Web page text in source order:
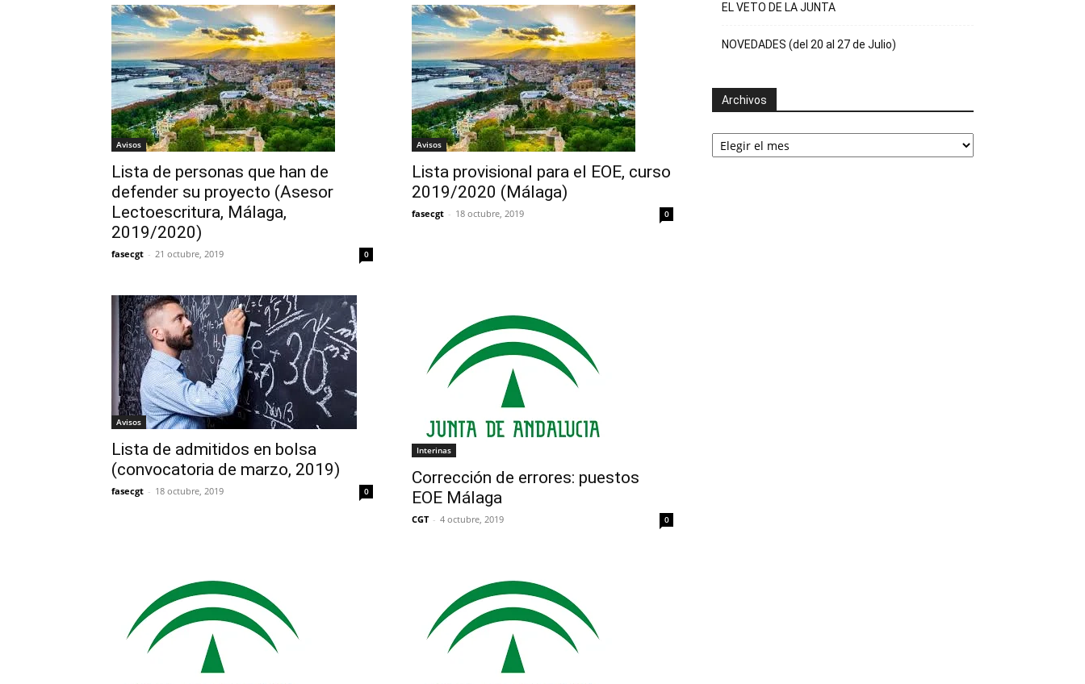
Avisos
Lista de personas que han de
defender su proyecto (Asesor
Lectoescritura, Málaga,
2019/2020)
fasecgt - 21 octubre, 2019 0
Avisos
Lista provisional para el EOE, curso
2019/2020 (Málaga)
fasecgt - 18 octubre, 2019 0
Avisos
Lista de admitidos en bolsa
(convocatoria de marzo, 2019)
fasecgt - 18 octubre, 2019 0
Interinas
Corrección de errores: puestos
EOE Málaga
CGT - 4 octubre, 2019 0
EL VETO DE LA JUNTA
NOVEDADES (del 20 al 27 de Julio)
Archivos
Archivos